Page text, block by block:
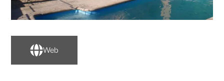
Web